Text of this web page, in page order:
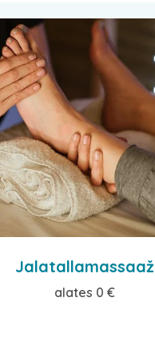
Jalatallamassaaž
alates 0 €